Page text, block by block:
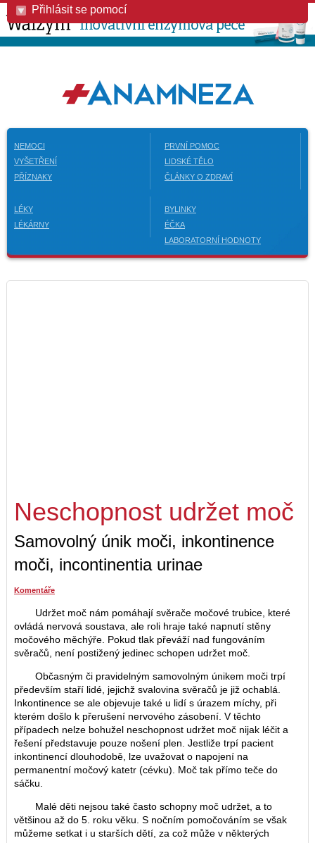
Přihlásit se pomocí
NEMOCI
VYŠETŘENÍ
PŘÍZNAKY
PRVNÍ POMOC
LIDSKÉ TĚLO
ČLÁNKY O ZDRAVÍ
LÉKY
LÉKÁRNY
BYLINKY
ÉČKA
LABORATORNÍ HODNOTY
Neschopnost udržet moč
Samovolný únik moči, inkontinence
moči, incontinentia urinae
Komentáře
Udržet moč nám pomáhají svěrače močové trubice, které
ovládá nervová soustava, ale roli hraje také napnutí stěny
močového měchýře. Pokud tlak převáží nad fungováním
svěračů, není postižený jedinec schopen udržet moč.
Občasným či pravidelným samovolným únikem moči trpí
především staří lidé, jejichž svalovina svěračů je již ochablá.
Inkontinence se ale objevuje také u lidí s úrazem míchy, při
kterém došlo k přerušení nervového zásobení. V těchto
případech nelze bohužel neschopnost udržet moč nijak léčit a
řešení představuje pouze nošení plen. Jestliže trpí pacient
inkontinencí dlouhodobě, lze uvažovat o napojení na
permanentní močový katetr (cévku). Moč tak přímo teče do
sáčku.
Malé děti nejsou také často schopny moč udržet, a to
většinou až do 5. roku věku. S nočním pomočováním se však
můžeme setkat i u starších dětí, za což může v některých